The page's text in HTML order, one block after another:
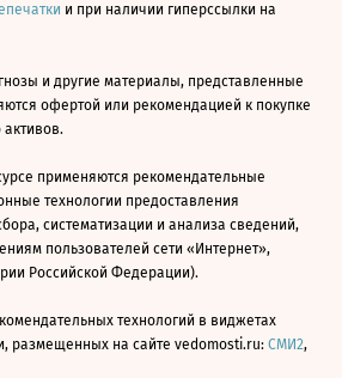
и при наличии гиперссылки на
и другие материалы, представленные
офертой или рекомендацией к покупке
применяются рекомендательные
технологии предоставления
систематизации и анализа сведений,
пользователей сети «Интернет»,
Российской Федерации).
технологий в виджетах
размещенных на сайте vedomosti.ru: СМИ2,